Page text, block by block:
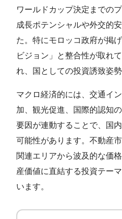
ワールドカップ決定までの
成長ポテンシャルや外交的
た。特にモロッコ政府が掲
ビジョン」と整合性が取れ
れ、国としての投資誘致姿
マクロ経済的には、交通イ
加、観光促進、国際的認知
要因が連動することで、国
可能性があります。不動産
関連エリアから波及的な価
産価値に直結する投資テー
います。